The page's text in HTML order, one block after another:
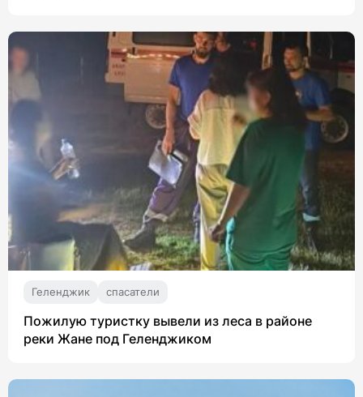
Геленджик спасатели
Пожилую туристку вывели из леса в районе
реки Жане под Геленджиком